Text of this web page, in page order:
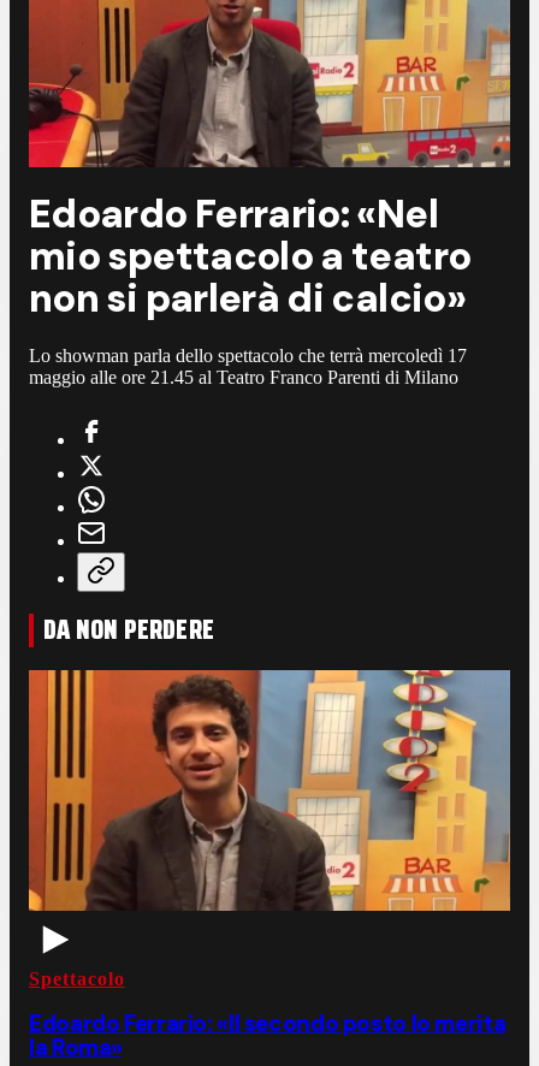
Edoardo Ferrario: «Nel
mio spettacolo a teatro
non si parlerà di calcio»
Lo showman parla dello spettacolo che terrà mercoledì 17
maggio alle ore 21.45 al Teatro Franco Parenti di Milano
DA NON PERDERE
Spettacolo
Edoardo Ferrario: «Il secondo posto lo merita
la Roma»